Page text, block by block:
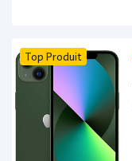
Top Produit